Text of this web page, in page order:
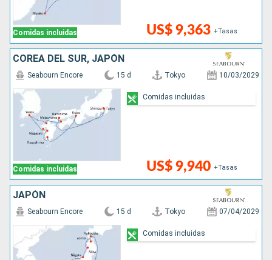
Comidas incluidas US$ 9,363 +Tasas
COREA DEL SUR, JAPÓN
Comidas incluidas
Seabourn Encore 15 d Tokyo 10/03/2029
US$ 9,940 +Tasas
Comidas incluidas
JAPÓN
Seabourn Encore 15 d Tokyo 07/04/2029
Comidas incluidas